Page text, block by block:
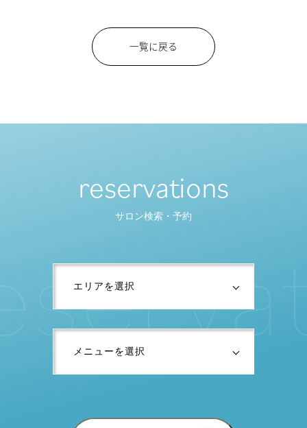
一覧に戻る
reservations
サロン検索・予約
serva